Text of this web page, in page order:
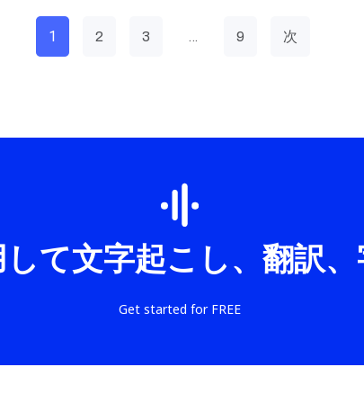
1 2 3 … 9 次
て文字起こし、翻訳
Get started for FREE